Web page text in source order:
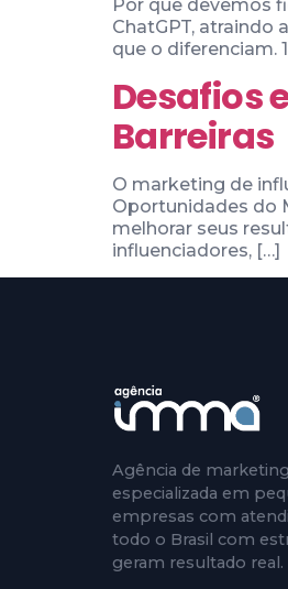
Por que devemos
ChatGPT, atraindo
que o diferenciam.
Desafios
Barreiras
O marketing de
Oportunidades do
melhorar seus
influenciadores, […]
Agência de
especializada em
empresas com
todo o Brasil com
geram resultado real.